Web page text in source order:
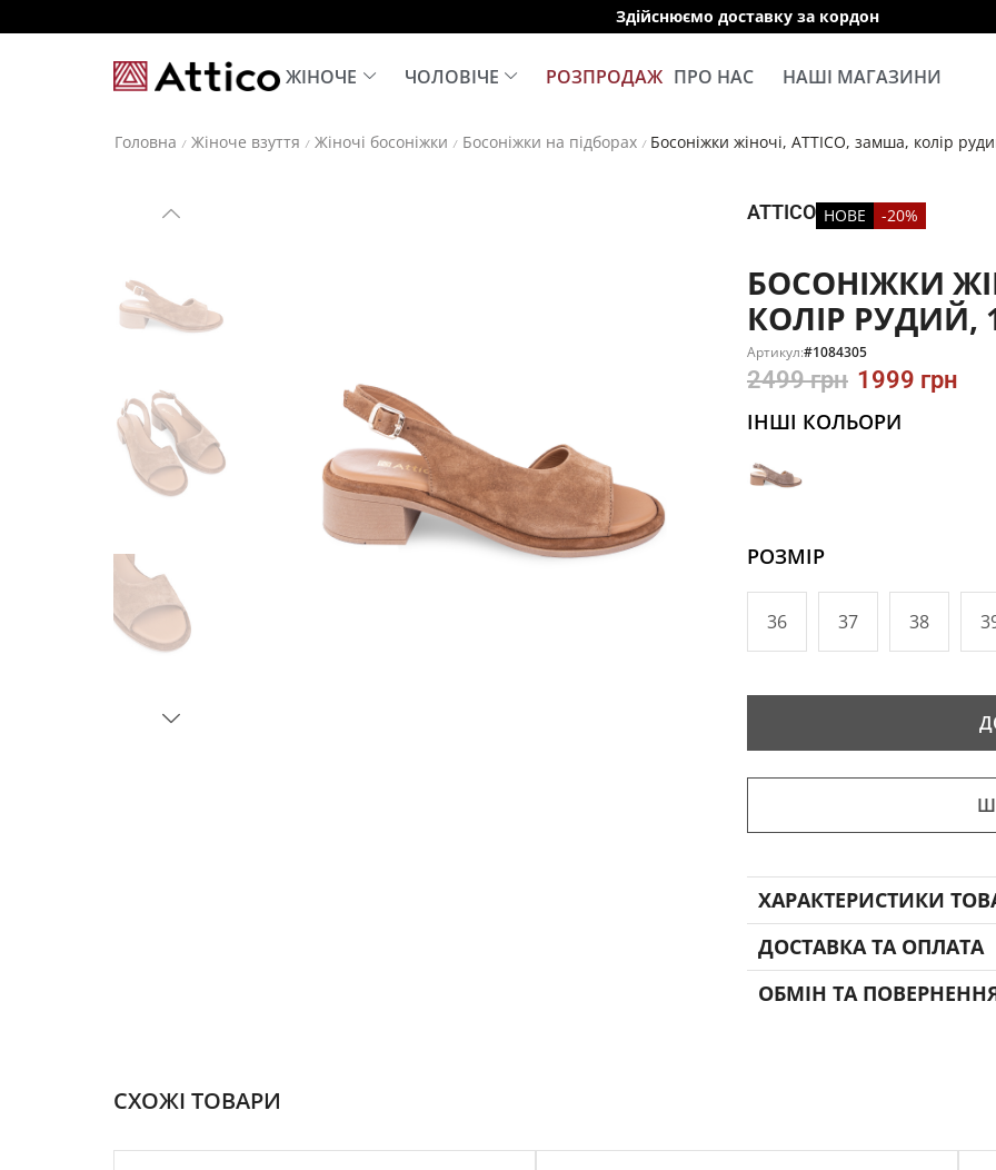
Здійснюємо доставку за кордон
ЖІНОЧЕ ЧОЛОВІЧЕ РОЗПРОДАЖ ПРО НАС НАШІ МАГАЗИНИ
Головна / Жіноче взуття / Жіночі босоніжки / Босоніжки на підборах / Босоніжки жіночі, ATTICO, замша, колір
ATTICO НОВЕ -20%
БОСОНІЖКИ
КОЛІР РУДИЙ,
Артикул:#1084305
2499грн 1999 грн
ІНШІ КОЛЬОРИ
РОЗМІР
36 37 38
ХАРАКТЕРИСТИКИ
ДОСТАВКА ТА ОПЛАТА
ОБМІН ТА
СХОЖІ ТОВАРИ